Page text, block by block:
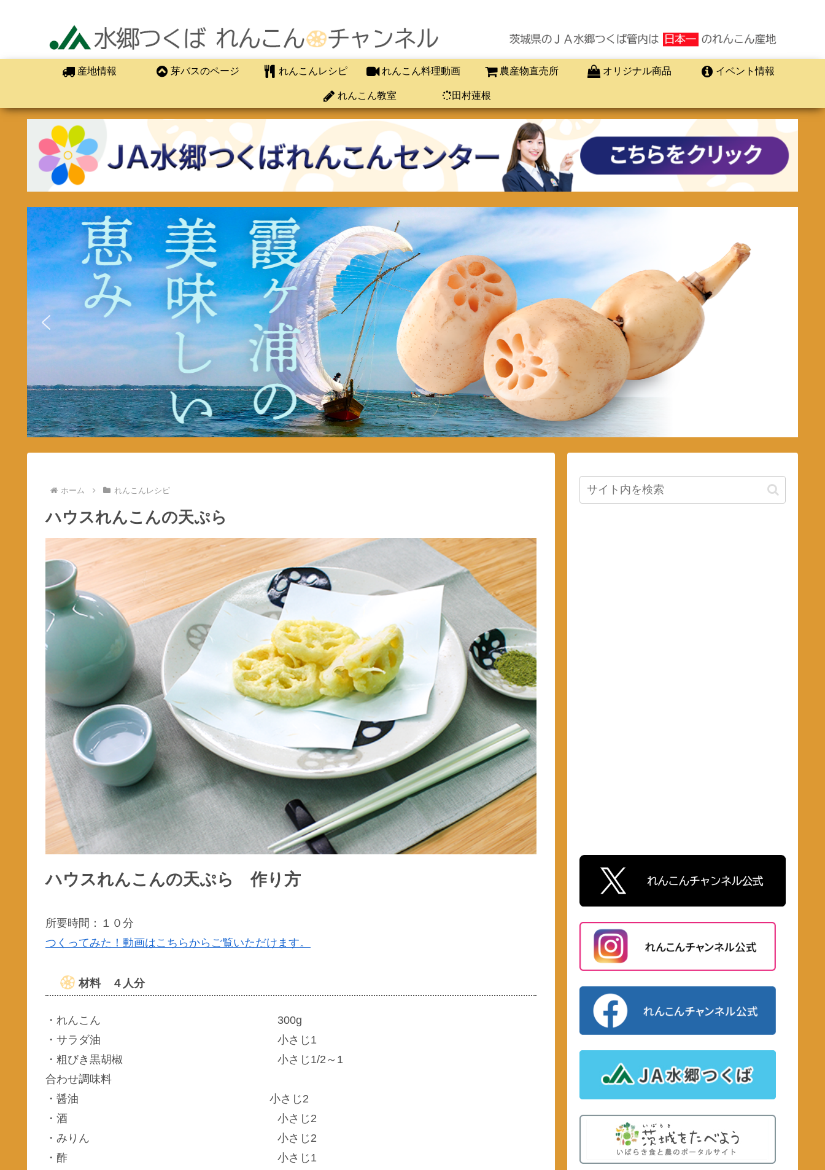
産地情報 芽バスのページ れんこんレシピ れんこん料理動画 農産物直売所 オリジナル商品 イベント情報
れんこん教室 田村蓮根
ホーム れんこんレシピ
ハウスれんこんの天ぷら
ハウスれんこんの天ぷら 作り方
所要時間：１０分
つくってみた！動画はこちらからご覧いただけます。
材料 ４人分
・れんこん 300g
・サラダ油 小さじ1
・粗びき黒胡椒 小さじ1/2～1
合わせ調味料
・醤油 小さじ2
・酒 小さじ2
・みりん 小さじ2
・酢 小さじ1